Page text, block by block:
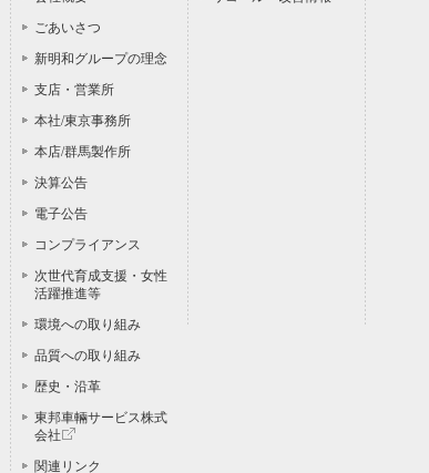
ごあいさつ
新明和グループの理念
支店・営業所
本社/東京事務所
本店/群馬製作所
決算公告
電子公告
コンプライアンス
次世代育成支援・女性
活躍推進等
環境への取り組み
品質への取り組み
歴史・沿革
東邦車輛サービス株式
会社
関連リンク